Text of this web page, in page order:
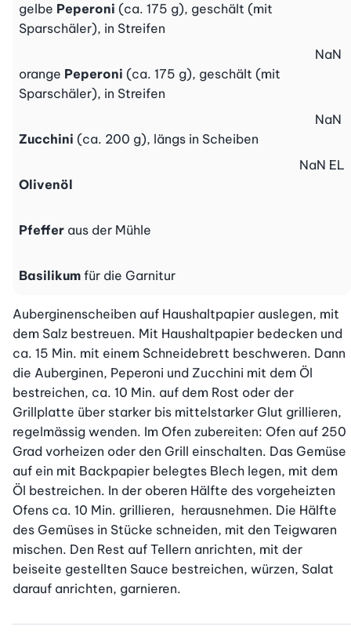
gelbe Peperoni (ca. 175 g), geschält (mit
Sparschäler), in Streifen
orange Peperoni (ca. 175 g), geschält (mit
Sparschäler), in Streifen
NaN
Zucchini (ca. 200 g), längs in Scheiben
NaN
Olivenöl
NaN EL
Pfeffer aus der Mühle
Basilikum für die Garnitur
Auberginenscheiben auf Haushaltpapier auslegen, mit
dem Salz bestreuen. Mit Haushaltpapier bedecken und
ca. 15 Min. mit einem Schneidebrett beschweren. Dann
die Auberginen, Peperoni und Zucchini mit dem Öl
bestreichen, ca. 10 Min. auf dem Rost oder der
Grillplatte über starker bis mittelstarker Glut grillieren,
regelmässig wenden. Im Ofen zubereiten: Ofen auf 250
Grad vorheizen oder den Grill einschalten. Das Gemüse
auf ein mit Backpapier belegtes Blech legen, mit dem
Öl bestreichen. In der oberen Hälfte des vorgeheizten
Ofens ca. 10 Min. grillieren,  herausnehmen. Die Hälfte
des Gemüses in Stücke schneiden, mit den Teigwaren
mischen. Den Rest auf Tellern anrichten, mit der
beiseite gestellten Sauce bestreichen, würzen, Salat
darauf anrichten, garnieren.